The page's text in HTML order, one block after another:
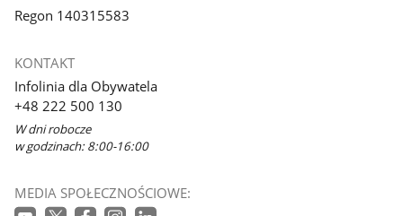
Regon 140315583
KONTAKT
Infolinia dla Obywatela
+48 222 500 130
W dni robocze
w godzinach: 8:00-16:00
MEDIA SPOŁECZNOŚCIOWE: